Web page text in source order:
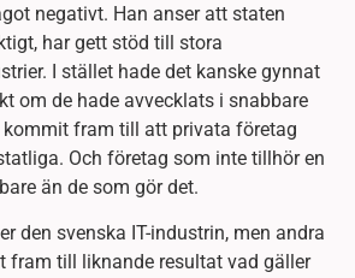
negativt. Han anser att staten
har gett stöd till stora
I stället hade det kanske gynnat
om de hade avvecklats i snabbare
fram till att privata företag
Och företag som inte tillhör en
än de som gör det.
den svenska IT-industrin, men andra
fram till liknande resultat vad gäller